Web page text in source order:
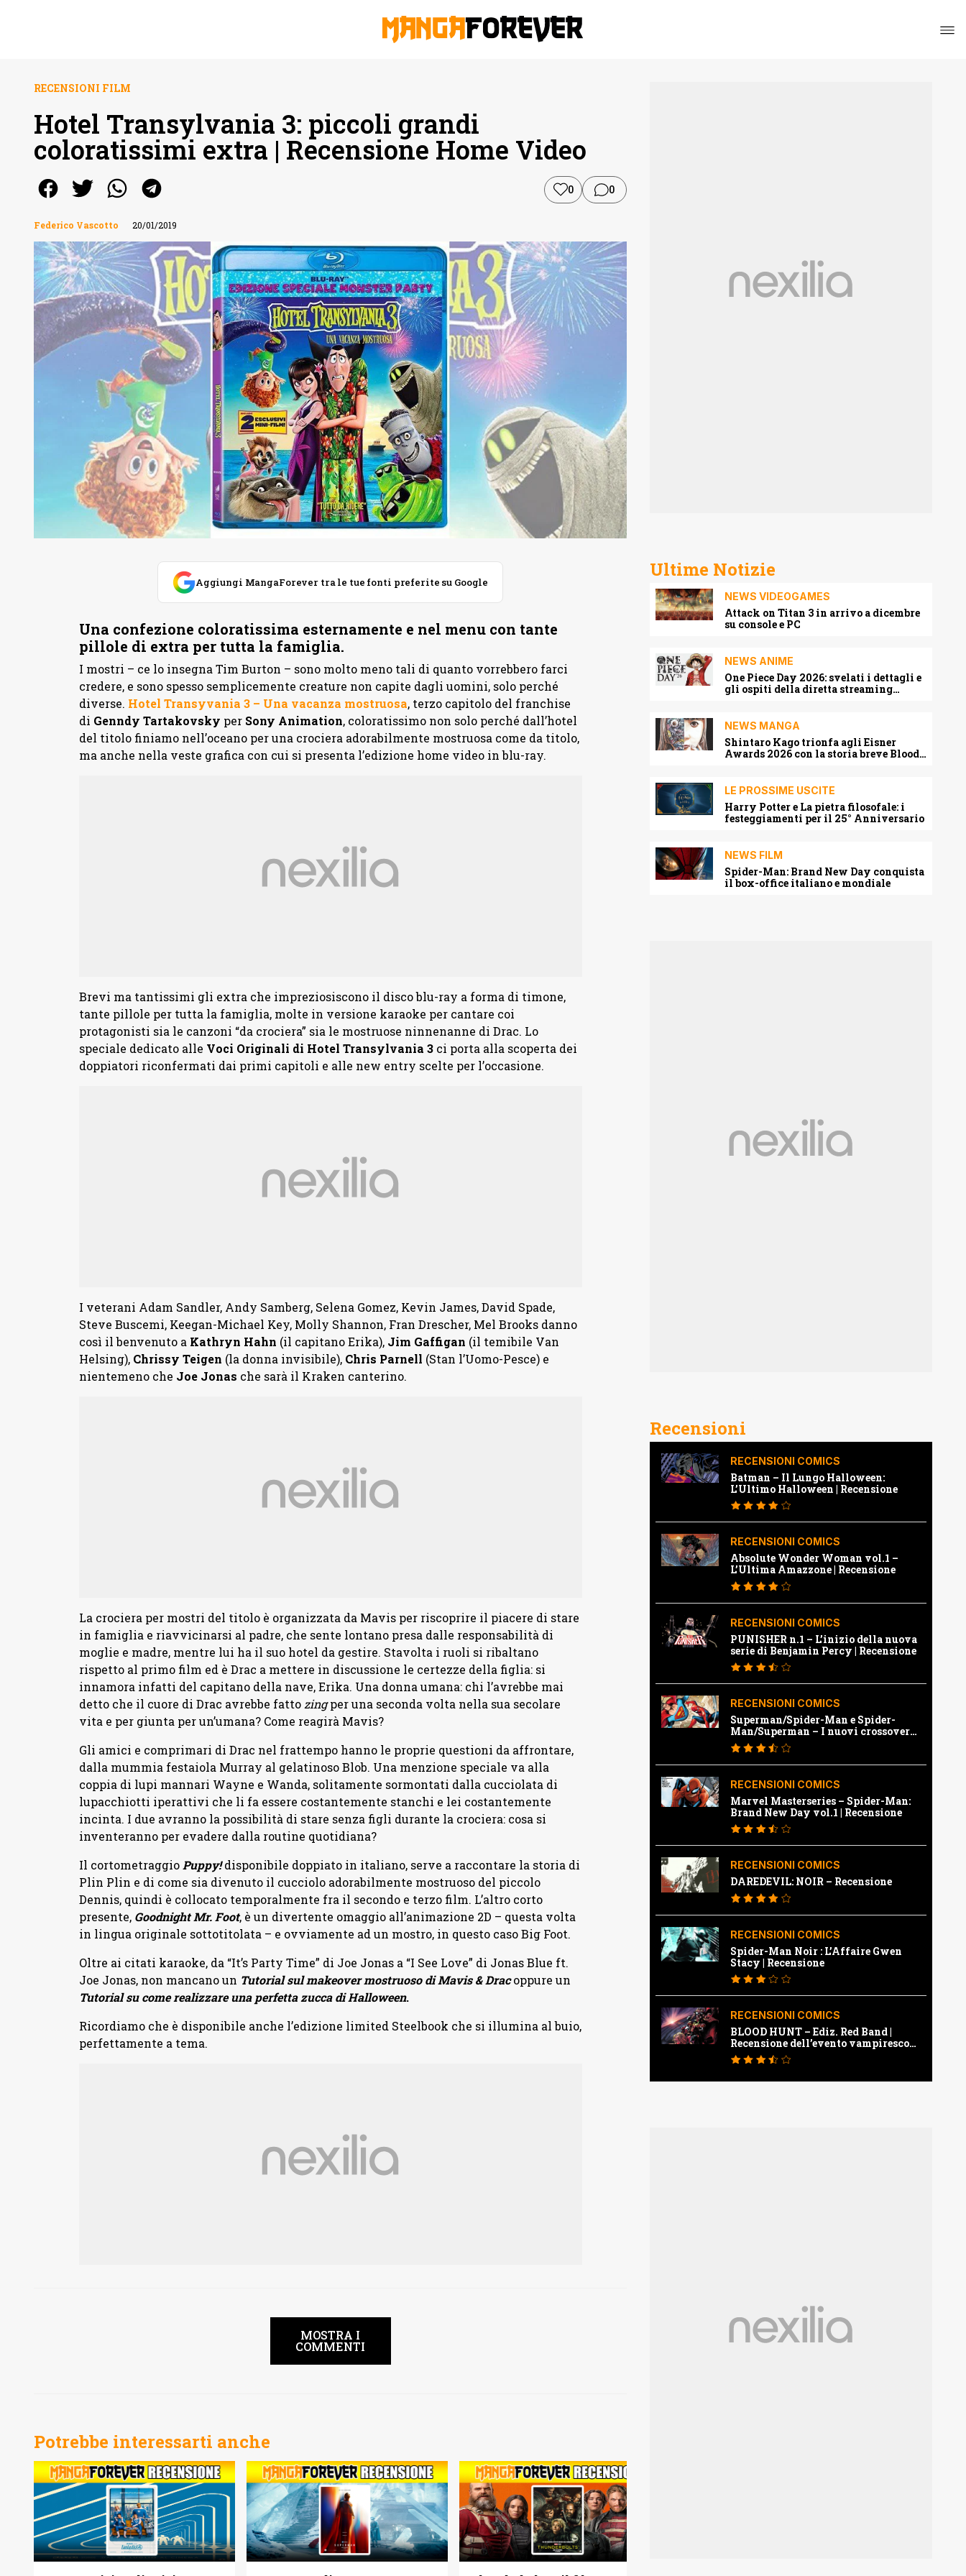
RECENSIONI FILM
Hotel Transylvania 3: piccoli grandi
coloratissimi extra | Recensione Home Video
0 0
Federico Vascotto 20/01/2019
Aggiungi MangaForever tra le tue fonti preferite su Google
Una confezione coloratissima esternamente e nel menu con tante
pillole di extra per tutta la famiglia.
I mostri – ce lo insegna Tim Burton – sono molto meno tali di quanto vorrebbero farci
credere, e sono spesso semplicemente creature non capite dagli uomini, solo perché
diverse. Hotel Transyvania 3 – Una vacanza mostruosa, terzo capitolo del franchise
di Genndy Tartakovsky perSony Animation, coloratissimo non solo perché dall’hotel
del titolo finiamo nell’oceano per una crociera adorabilmente mostruosa come da titolo,
ma anche nella veste grafica con cui si presenta l’edizione home video in blu-ray.
Brevi ma tantissimi gli extra che impreziosiscono il disco blu-ray a forma di timone,
tante pillole per tutta la famiglia, molte in versione karaoke per cantare coi
protagonisti sia le canzoni “da crociera” sia le mostruose ninnenanne di Drac. Lo
speciale dedicato alle Voci Originali di Hotel Transylvania 3ci porta alla scoperta dei
doppiatori riconfermati dai primi capitoli e alle new entry scelte per l’occasione.
I veterani Adam Sandler, Andy Samberg, Selena Gomez, Kevin James, David Spade,
Steve Buscemi, Keegan-Michael Key, Molly Shannon, Fran Drescher, Mel Brooks danno
così il benvenuto a Kathryn Hahn (il capitano Erika), Jim Gaffigan (il temibile Van
Helsing), Chrissy Teigen (la donna invisibile), Chris Parnell (Stan l’Uomo-Pesce) e
nientemeno che Joe Jonas che sarà il Kraken canterino.
La crociera per mostri del titolo è organizzata da Mavis per riscoprire il piacere di stare
in famiglia e riavvicinarsi al padre, che sente lontano presa dalle responsabilità di
moglie e madre, mentre lui ha il suo hotel da gestire. Stavolta i ruoli si ribaltano
rispetto al primo film ed è Drac a mettere in discussione le certezze della figlia: si
innamora infatti del capitano della nave, Erika. Una donna umana: chi l’avrebbe mai
detto che il cuore di Drac avrebbe fatto zingper una seconda volta nella sua secolare
vita e per giunta per un’umana? Come reagirà Mavis?
Gli amici e comprimari di Drac nel frattempo hanno le proprie questioni da affrontare,
dalla mummia festaiola Murray al gelatinoso Blob. Una menzione speciale va alla
coppia di lupi mannari Wayne e Wanda, solitamente sormontati dalla cucciolata di
lupacchiotti iperattivi che li fa essere costantemente stanchi e lei costantemente
incinta. I due avranno la possibilità di stare senza figli durante la crociera: cosa si
inventeranno per evadere dalla routine quotidiana?
Il cortometraggioPuppy!disponibile doppiato in italiano, serve a raccontare la storia di
Plin Plin e di come sia divenuto il cucciolo adorabilmente mostruoso del piccolo
Dennis, quindi è collocato temporalmente fra il secondo e terzo film. L’altro corto
presente, Goodnight Mr. Foot, è un divertente omaggio all’animazione 2D – questa volta
in lingua originale sottotitolata – e ovviamente ad un mostro, in questo caso Big Foot.
Oltre ai citati karaoke, da “It’s Party Time” di Joe Jonas a “I See Love” di Jonas Blue ft.
Joe Jonas, non mancano un Tutorial sul makeover mostruoso di Mavis & Dracoppure un
Tutorial su come realizzare una perfetta zucca di Halloween.
Ricordiamo che è disponibile anche l’edizione limited Steelbook che si illumina al buio,
perfettamente a tema.
MOSTRA I
COMMENTI
Potrebbe interessarti anche
Ultime Notizie
NEWS VIDEOGAMES
Attack on Titan 3 in arrivo a dicembre
su console e PC
NEWS ANIME
One Piece Day 2026: svelati i dettagli e
gli ospiti della diretta streaming
NEWS MANGA
Shintaro Kago trionfa agli Eisner
Awards 2026 con la storia breve Blood
LE PROSSIME USCITE
Harry Potter e La pietra filosofale: i
festeggiamenti per il 25° Anniversario
NEWS FILM
Spider-Man: Brand New Day conquista
il box-office italiano e mondiale
Recensioni
RECENSIONI COMICS
Batman – Il Lungo Halloween:
L’Ultimo Halloween | Recensione
RECENSIONI COMICS
Absolute Wonder Woman vol.1 –
L’Ultima Amazzone | Recensione
RECENSIONI COMICS
PUNISHER n.1 – L’inizio della nuova
serie di Benjamin Percy | Recensione
RECENSIONI COMICS
Superman/Spider-Man e Spider-
Man/Superman – I nuovi crossover
Marvel e Dc | Recensione
RECENSIONI COMICS
Marvel Masterseries – Spider-Man:
Brand New Day vol.1 | Recensione
RECENSIONI COMICS
DAREDEVIL: NOIR – Recensione
RECENSIONI COMICS
Spider-Man Noir : L’Affaire Gwen
Stacy | Recensione
RECENSIONI COMICS
BLOOD HUNT – Ediz. Red Band |
Recensione dell’evento vampiresco
della Marvel